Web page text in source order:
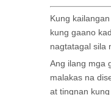
Kung
kung gaano
nagtatagal sila
Ang ilang mga
malakas na
at tingnan